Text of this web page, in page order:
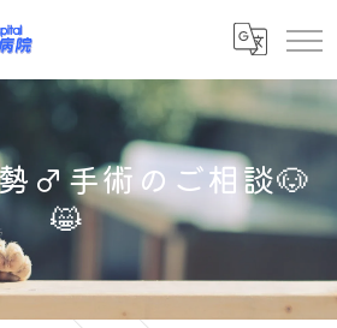
♂手術のご相談🐶
😸